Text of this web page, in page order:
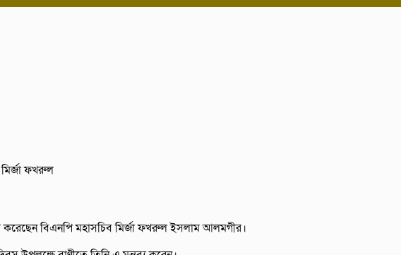
করেছেন বিএনপি মহাসচিব মির্জা ফখরুল ইসলাম আলমগীর।